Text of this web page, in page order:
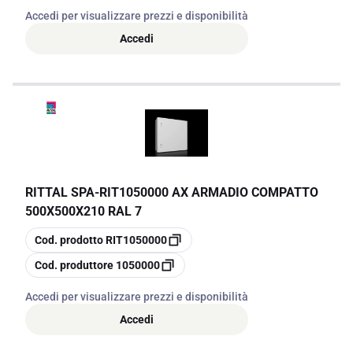
Accedi per visualizzare prezzi e disponibilità
Accedi
RITTAL SPA-RIT1050000 AX ARMADIO COMPATTO
500X500X210 RAL 7
copia
Cod. prodottoRIT1050000
copia
Cod. produttore 1050000
Accedi per visualizzare prezzi e disponibilità
Accedi